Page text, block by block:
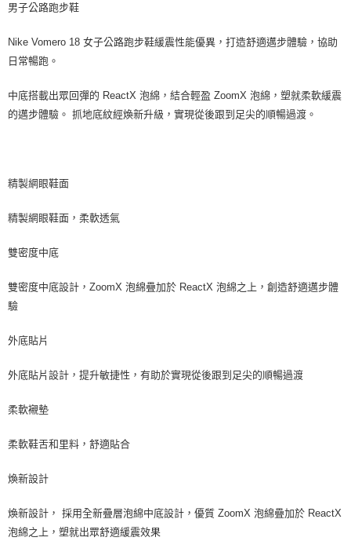
男子公路跑步鞋
Nike Vomero 18 女子公路跑步鞋緩震性能優異，打造舒適邁步體驗，協助
日常暢跑。
中底搭載出眾回彈的 ReactX 泡綿，結合輕盈 ZoomX 泡綿，塑就柔軟緩震
的邁步體驗。 抓地底紋經煥新升級，實現從後跟到足尖的順暢過渡。
精製網眼鞋面
精製網眼鞋面，柔軟透氣
雙密度中底
雙密度中底設計，ZoomX 泡綿疊加於 ReactX 泡綿之上，創造舒適邁步體
驗
外底貼片
外底貼片設計，提升敏捷性，有助於實現從後跟到足尖的順暢過渡
柔軟襯墊
柔軟鞋舌和里料，舒適貼合
煥新設計
煥新設計， 採用全新疊層泡綿中底設計，優質 ZoomX 泡綿疊加於 ReactX
泡綿之上，塑就出眾舒適緩震效果